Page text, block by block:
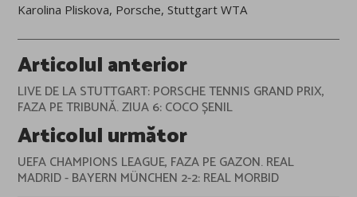
Karolina Pliskova, Porsche,Stuttgart WTA
Post
navigation
Articolul anterior
LIVE DE LA STUTTGART: PORSCHE TENNIS GRAND PRIX,
FAZA PE TRIBUNĂ. ZIUA 6: COCO ȘENIL
Articolul următor
UEFA CHAMPIONS LEAGUE, FAZA PE GAZON. REAL
MADRID - BAYERN MÜNCHEN 2-2: REAL MORBID